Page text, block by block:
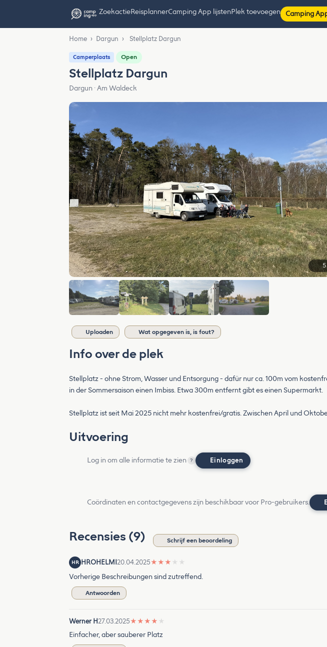
ZoekactieReisplannerCamping App lijstenPlek toevoegen Camping
Home › Dargun › Stellplatz Dargun
Camperplaats Open
Stellplatz Dargun
Dargun · Am Waldeck
5
Uploaden Wat opgegeven is, is fout?
Info over de plek
Stellplatz - ohne Strom, Wasser und Entsorgung - dafür nur ca. 100m vom
in der Sommersaison einen Imbiss. Etwa 300m entfernt gibt es einen Supermarkt.
Stellplatz ist seit Mai 2025 nicht mehr kostenfrei/gratis. Zwischen April und
Uitvoering
Log in om alle informatie te zien ? Einloggen
Coördinaten en contactgegevens zijn beschikbaar voor Pro-gebruikers.
Recensies (9) Schrijf een beoordeling
HR HROHELMI 20.04.2025★ ★ ★ ★ ★
Vorherige Beschreibungen sind zutreffend.
Antwoorden
Werner H27.03.2025★ ★ ★ ★ ★
Einfacher, aber sauberer Platz